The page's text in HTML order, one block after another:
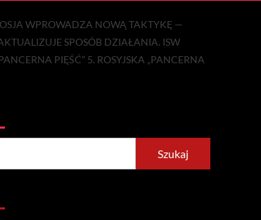
WPROWADZA NOWĄ TAKTYKĘ —
SPOSÓB DZIAŁANIA. ISW
PIĘŚĆ” 5. ROSYJSKA „PANCERNA
Szukaj